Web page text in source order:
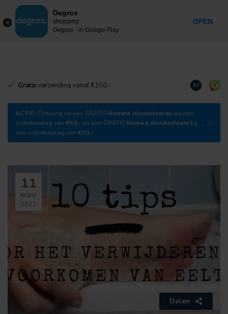
MENU
Gratis verzending vanaf €150,- Download
8.7
ACTIE: Ontvang nu een GRATIS Romed Alcoholspray bij een
orderbedrag van €50,- en een GRATIS Romed Alcoholfoam bij
een orderbedrag van €70,-
11
NOV
2021
Delen
Degros
shopping
Degros - in Google Play
OPEN